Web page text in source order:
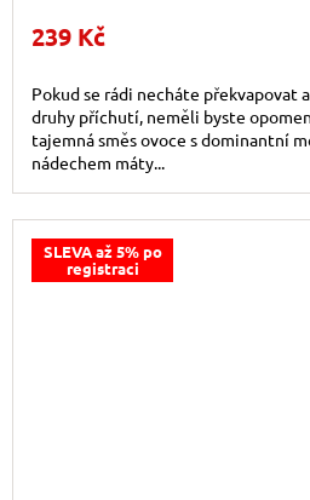
239 Kč
Pokud se rádi necháte překvapovat
druhy příchutí, neměli byste
tajemná směs ovoce s dominantní
nádechem máty...
SLEVA až 5% po
registraci